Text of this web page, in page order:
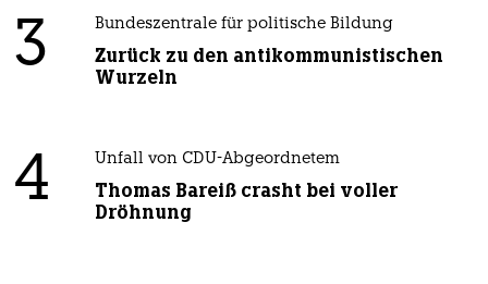
3 Bundeszentrale für politische Bildung
Zurück zu den antikommunistischen
Wurzeln
4 Unfall von CDU-Abgeordnetem
Thomas Bareiß crasht bei voller
Dröhnung